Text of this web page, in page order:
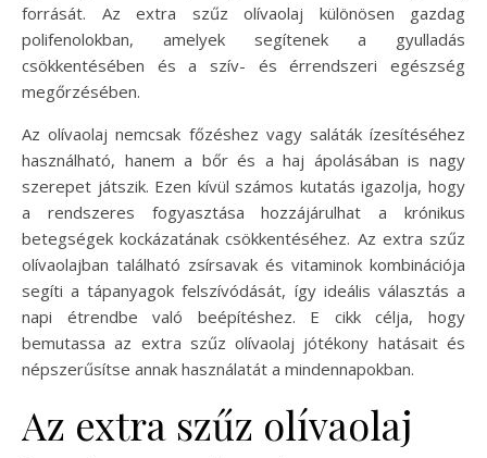
forrását. Az extra szűz olívaolaj különösen gazdag
polifenolokban, amelyek segítenek a gyulladás
csökkentésében és a szív- és érrendszeri egészség
megőrzésében.
Az olívaolaj nemcsak főzéshez vagy saláták ízesítéséhez
használható, hanem a bőr és a haj ápolásában is nagy
szerepet játszik. Ezen kívül számos kutatás igazolja, hogy
a rendszeres fogyasztása hozzájárulhat a krónikus
betegségek kockázatának csökkentéséhez. Az extra szűz
olívaolajban található zsírsavak és vitaminok kombinációja
segíti a tápanyagok felszívódását, így ideális választás a
napi étrendbe való beépítéshez. E cikk célja, hogy
bemutassa az extra szűz olívaolaj jótékony hatásait és
népszerűsítse annak használatát a mindennapokban.
Az extra szűz olívaolaj